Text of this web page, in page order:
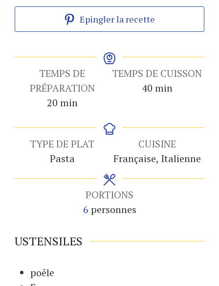
Epingler la recette
TEMPS DE
PRÉPARATION
20minutes
min
TEMPS DE CUISSON
40minutes
min
TYPE DE PLAT
Pasta
CUISINE
Française, Italienne
PORTIONS
6 personnes
USTENSILES
poêle